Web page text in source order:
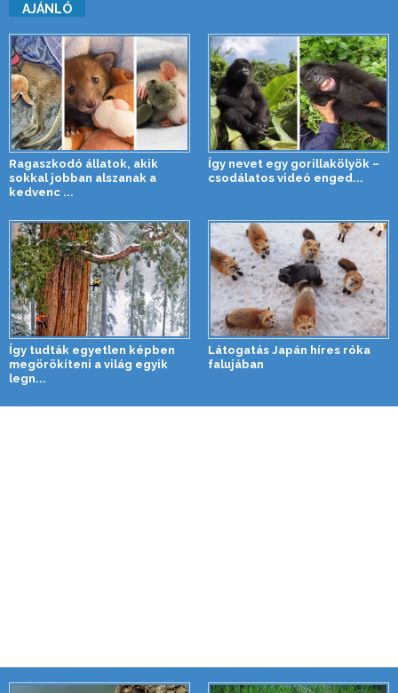
AJÁNLÓ
Ragaszkodó állatok, akik
sokkal jobban alszanak a
kedvenc ...
Így nevet egy gorillakölyök –
csodálatos videó enged...
Így tudták egyetlen képben
megörökíteni a világ egyik
legn...
Látogatás Japán híres róka
falujában